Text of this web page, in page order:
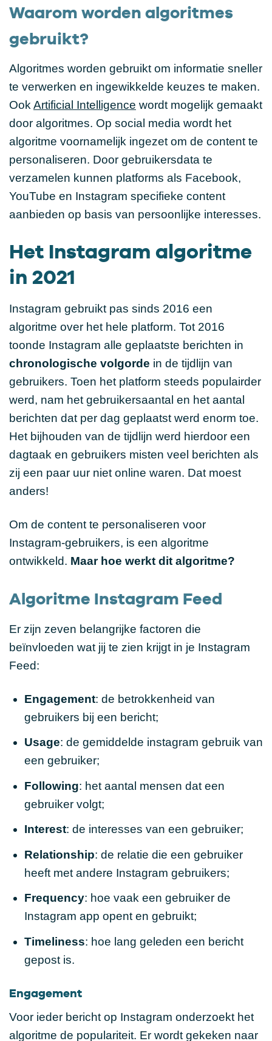
Waarom worden algoritmes
gebruikt?
Algoritmes worden gebruikt om informatie sneller
te verwerken en ingewikkelde keuzes te maken.
Ook Artificial Intelligence wordt mogelijk gemaakt
door algoritmes. Op social media wordt het
algoritme voornamelijk ingezet om de content te
personaliseren. Door gebruikersdata te
verzamelen kunnen platforms als Facebook,
YouTube en Instagram specifieke content
aanbieden op basis van persoonlijke interesses.
Het Instagram algoritme
in 2021
Instagram gebruikt pas sinds 2016 een
algoritme over het hele platform. Tot 2016
toonde Instagram alle geplaatste berichten in
chronologische volgorde in de tijdlijn van
gebruikers. Toen het platform steeds populairder
werd, nam het gebruikersaantal en het aantal
berichten dat per dag geplaatst werd enorm toe.
Het bijhouden van de tijdlijn werd hierdoor een
dagtaak en gebruikers misten veel berichten als
zij een paar uur niet online waren. Dat moest
anders!
Om de content te personaliseren voor
Instagram-gebruikers, is een algoritme
ontwikkeld. Maar hoe werkt dit algoritme?
Algoritme Instagram Feed
Er zijn zeven belangrijke factoren die
beïnvloeden wat jij te zien krijgt in je Instagram
Feed:
Engagement: de betrokkenheid van
gebruikers bij een bericht;
Usage: de gemiddelde instagram gebruik van
een gebruiker;
Following: het aantal mensen dat een
gebruiker volgt;
Interest: de interesses van een gebruiker;
Relationship: de relatie die een gebruiker
heeft met andere Instagram gebruikers;
Frequency: hoe vaak een gebruiker de
Instagram app opent en gebruikt;
Timeliness: hoe lang geleden een bericht
gepost is.
Engagement
Voor ieder bericht op Instagram onderzoekt het
algoritme de populariteit. Er wordt gekeken naar